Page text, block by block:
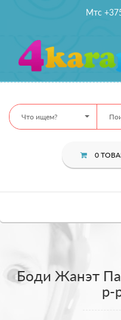
Мтс
Что ищем?
0
Боди Жанэт
р-